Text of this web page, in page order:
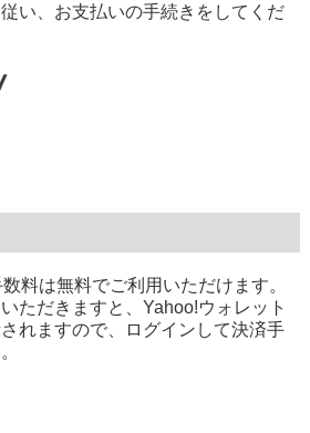
い、お支払いの手続きをしてくだ
料は無料でご利用いただけます。
ただきますと、Yahoo!ウォレット
れますので、ログインして決済手